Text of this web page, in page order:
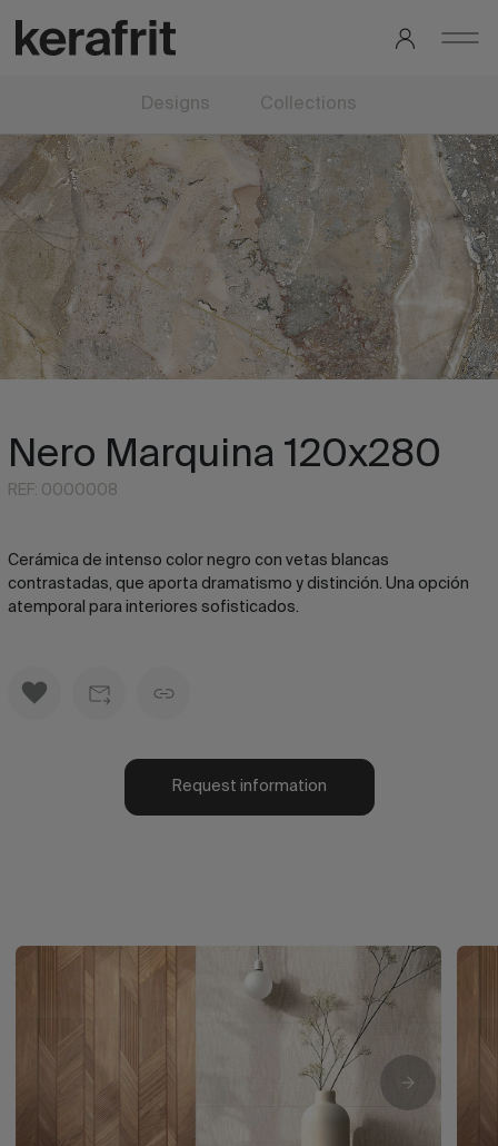
Designs Collections
Nero Marquina 120x280
REF: 0000008
Cerámica de intenso color negro con vetas blancas
contrastadas, que aporta dramatismo y distinción. Una opción
atemporal para interiores sofisticados.
Request information